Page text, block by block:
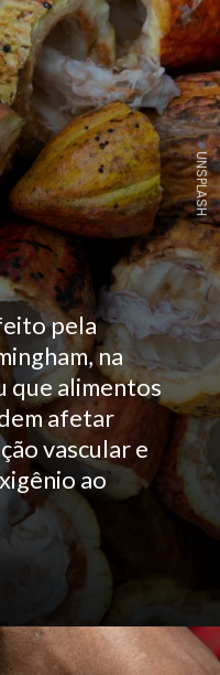
pela
na
que alimentos
afetar
vascular e
ao
UNSPLASH